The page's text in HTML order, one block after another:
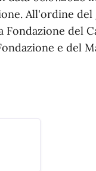
All'ordine
Fondazione del
e del